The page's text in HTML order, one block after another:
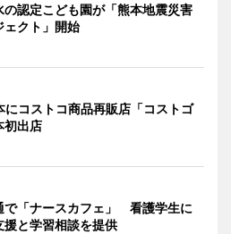
の認定こども園が「熊本地震災害
ェクト」開始
にコストコ商品再販店「コストゴ
出店
で「ナースカフェ」 看護学生に
援と学習相談を提供